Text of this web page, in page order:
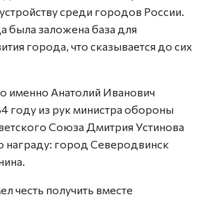
среди городов России.
была заложена база для
города, что сказывается до сих
именно Анатолий Иванович
году из рук министра обороны
Союза Дмитрия Устинова
награду: город Северодвинск
честь получить вместе